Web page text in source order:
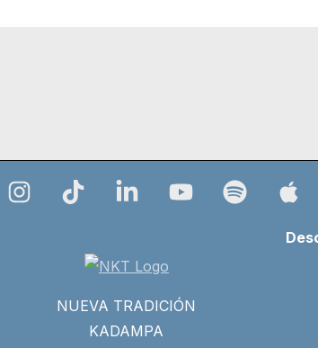
NUEVA TRADICIÓN
KADAMPA